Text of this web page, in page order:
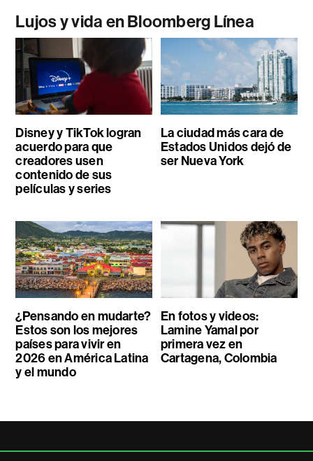
Lujos y vida en Bloomberg Línea
Disney y TikTok logran
acuerdo para que
creadores usen
contenido de sus
películas y series
La ciudad más cara de
Estados Unidos dejó de
ser Nueva York
¿Pensando en mudarte?
Estos son los mejores
países para vivir en
2026 en América Latina
y el mundo
En fotos y videos:
Lamine Yamal por
primera vez en
Cartagena, Colombia